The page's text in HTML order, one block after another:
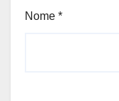
Nome *